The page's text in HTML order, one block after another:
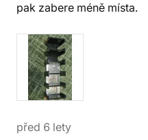
pak zabere méně místa.
před 6 lety